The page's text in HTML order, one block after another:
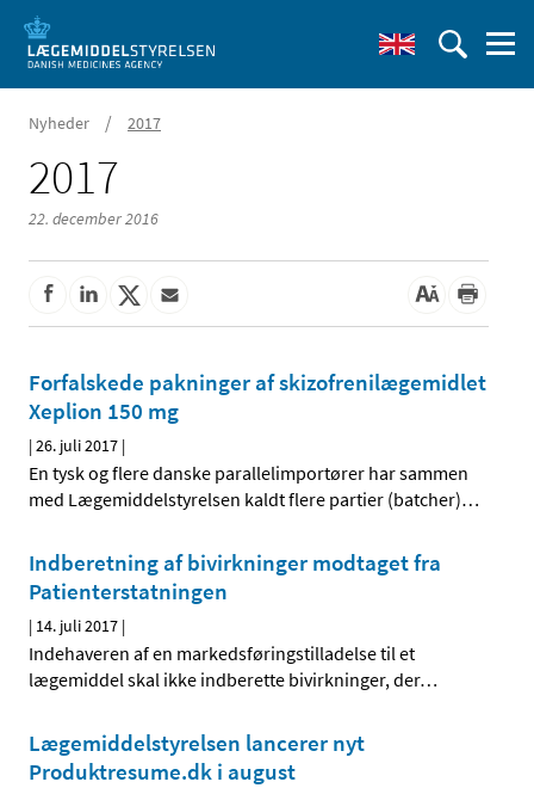
Nyheder / 2017
2017
22. december 2016
Forfalskede pakninger af skizofrenilægemidlet
Xeplion 150 mg
|26. juli 2017 |
En tysk og flere danske parallelimportører har sammen
med Lægemiddelstyrelsen kaldt flere partier (batcher)…
Indberetning af bivirkninger modtaget fra
Patienterstatningen
| 14. juli 2017 |
Indehaveren af en markedsføringstilladelse til et
lægemiddel skal ikke indberette bivirkninger, der…
Lægemiddelstyrelsen lancerer nyt
Produktresume.dk i august